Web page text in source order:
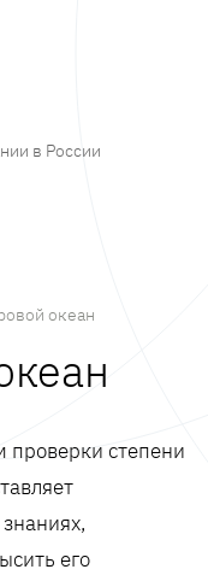
в России
океан
проверки степени
его